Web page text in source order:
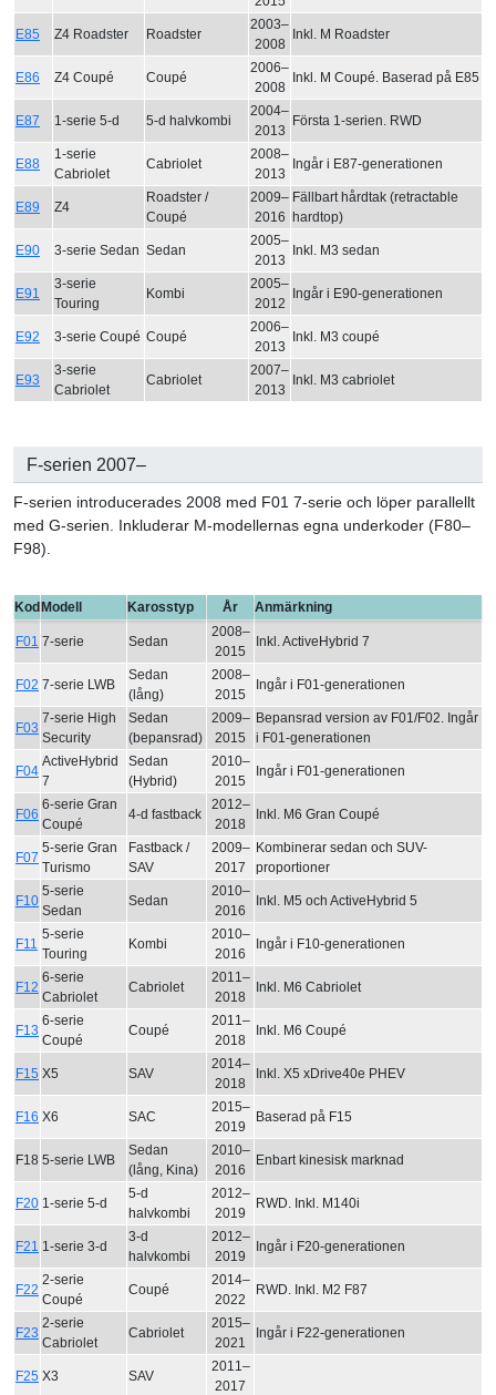
E85 Z4 Roadster Roadster
2003–
2008
Inkl. M Roadster
E86 Z4 Coupé Coupé
2006–
2008
Inkl. M Coupé. Baserad på E85
E87 1-serie 5-d 5-d halvkombi
2004–
2013
Första 1-serien. RWD
E88
1-serie
Cabriolet
Cabriolet
2008–
2013
Ingår i E87-generationen
E89 Z4
Roadster /
Coupé
2009–
2016
Fällbart hårdtak (retractable
hardtop)
E90 3-serie Sedan Sedan
2005–
2013
Inkl. M3 sedan
E91
3-serie
Touring
Kombi
2005–
2012
Ingår i E90-generationen
E92 3-serie Coupé Coupé
2006–
2013
Inkl. M3 coupé
E93
3-serie
Cabriolet
Cabriolet
2007–
2013
Inkl. M3 cabriolet
F-serien 2007–
F-serien introducerades 2008 med F01 7-serie och löper parallellt
med G-serien. Inkluderar M-modellernas egna underkoder (F80–
F98).
KodModell Karosstyp År Anmärkning
F01 7-serie Sedan
2008–
2015
Inkl. ActiveHybrid 7
F02 7-serie LWB
Sedan
(lång)
2008–
2015
Ingår i F01-generationen
F03
7-serie High
Security
Sedan
(bepansrad)
2009–
2015
Bepansrad version av F01/F02. Ingår
i F01-generationen
F04
ActiveHybrid
7
Sedan
(Hybrid)
2010–
2015
Ingår i F01-generationen
F06
6-serie Gran
Coupé
4-d fastback
2012–
2018
Inkl. M6 Gran Coupé
F07
5-serie Gran
Turismo
Fastback /
SAV
2009–
2017
Kombinerar sedan och SUV-
proportioner
F10
5-serie
Sedan
Sedan
2010–
2016
Inkl. M5 och ActiveHybrid 5
F11
5-serie
Touring
Kombi
2010–
2016
Ingår i F10-generationen
F12
6-serie
Cabriolet
Cabriolet
2011–
2018
Inkl. M6 Cabriolet
F13
6-serie
Coupé
Coupé
2011–
2018
Inkl. M6 Coupé
F15 X5 SAV
2014–
2018
Inkl. X5 xDrive40e PHEV
F16 X6 SAC
2015–
2019
Baserad på F15
F18 5-serie LWB
Sedan
(lång, Kina)
2010–
2016
Enbart kinesisk marknad
F20 1-serie 5-d
5-d
halvkombi
2012–
2019
RWD. Inkl. M140i
F21 1-serie 3-d
3-d
halvkombi
2012–
2019
Ingår i F20-generationen
F22
2-serie
Coupé
Coupé
2014–
2022
RWD. Inkl. M2 F87
F23
2-serie
Cabriolet
Cabriolet
2015–
2021
Ingår i F22-generationen
F25 X3 SAV
2011–
2017